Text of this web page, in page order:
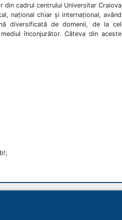
cadrul centrului Universitar Craiova
național chiar și internațional, având
diversificată de domenii, de la cel
înconjurător. Câteva din aceste